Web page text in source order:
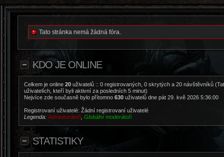
Tato stránka nemá žádná fóra.
KDO JE ONLINE
Celkem je online 20 uživatelů :: 0 registrovaných, 0 skrytých a 20 návštěvníků
uživatelích, kteří byli aktivní za posledních 5 minut)
Nejvíce zde současně bylo přítomno 630 uživatelů dne pát 29. kvě 2026 5:36:00
Registrovaní uživatelé: Žádní registrovaní uživatelé
Legenda: Administrátoři, Globální moderátoři
STATISTIKY